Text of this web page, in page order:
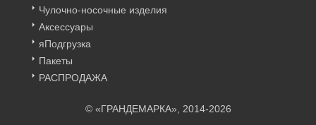
Чулочно-носочные изделия
Аксессуары
яПодгрузка
Пакеты
РАСПРОДАЖА
© «ГРАНДЕМАРКА», 2014-2026